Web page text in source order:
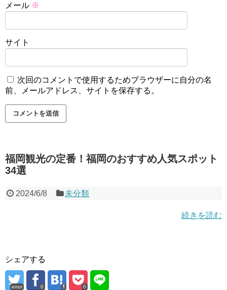
メール ※
サイト
次回のコメントで使用するためブラウザーに自分の名
前、メールアドレス、サイトを保存する。
福岡観光の定番！福岡のおすすめ人気スポット
34選
2024/6/8 未分類
続きを読む
シェアする
error 0 0